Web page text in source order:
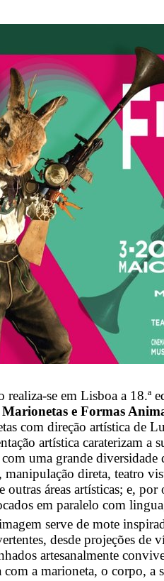
realiza-se em Lisboa a 18.ª
e Formas
com direção artística de
artística caraterizam a
uma grande diversidade
manipulação direta, teatro
outras áreas artísticas; e,
em paralelo com
serve de mote
desde projeções
artesanalmente
com a marioneta, o corpo, a